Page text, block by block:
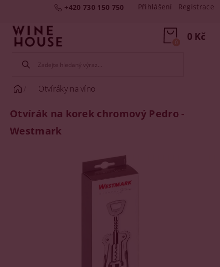
+420 730 150 750 Přihlášení Registrace
0 Kč
0
Otvíráky na víno
Otvírák na korek chromový Pedro -
Westmark